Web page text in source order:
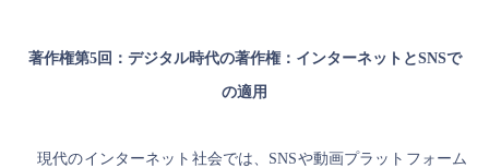
著作権第5回：デジタル時代の著作権：インターネットとSNSで
の適用
現代のインターネット社会では、SNSや動画プラットフォーム